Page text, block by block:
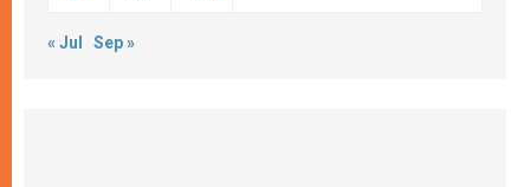
« Jul Sep »